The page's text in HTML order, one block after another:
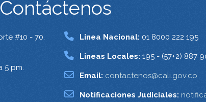
Contáctenos
#10 - 70.
5 pm.
Linea Nacional: 01 8000 222 195
Lineas Locales: 195 - (57+2) 887
Email: contactenos@cali.gov.co
Notificaciones Judiciales: